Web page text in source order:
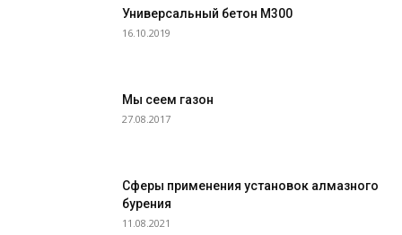
Универсальный бетон М300
16.10.2019
Мы сеем газон
27.08.2017
Сферы применения установок алмазного
бурения
11.08.2021